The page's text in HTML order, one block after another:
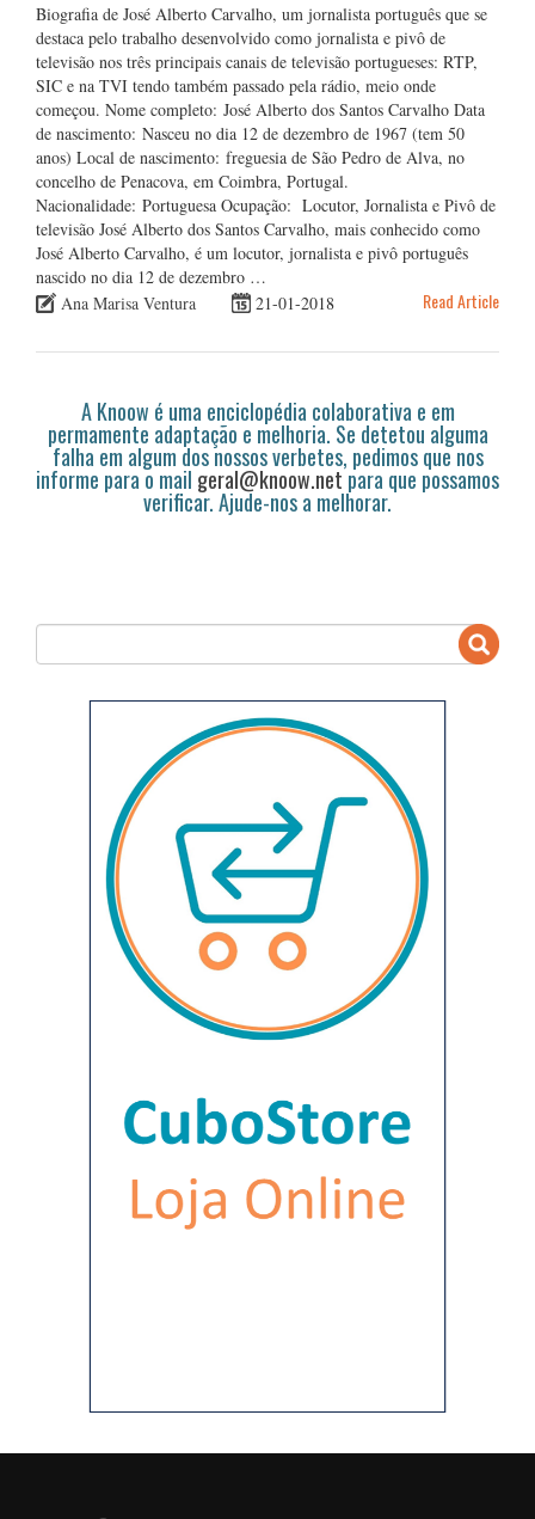
Biografia de José Alberto Carvalho, um jornalista português que se
destaca pelo trabalho desenvolvido como jornalista e pivô de
televisão nos três principais canais de televisão portugueses: RTP,
SIC e na TVI tendo também passado pela rádio, meio onde
começou. Nome completo: José Alberto dos Santos Carvalho Data
de nascimento: Nasceu no dia 12 de dezembro de 1967 (tem 50
anos) Local de nascimento: freguesia de São Pedro de Alva, no
concelho de Penacova, em Coimbra, Portugal.
Nacionalidade: Portuguesa Ocupação: Locutor, Jornalista e Pivô de
televisão José Alberto dos Santos Carvalho, mais conhecido como
José Alberto Carvalho, é um locutor, jornalista e pivô português
nascido no dia 12 de dezembro …
Ana Marisa Ventura
21-01-2018 Read Article
A Knoow é uma enciclopédia colaborativa e em
permamente adaptação e melhoria. Se detetou alguma
falha em algum dos nossos verbetes, pedimos que nos
informe para o mail geral@knoow.netpara que possamos
verificar. Ajude-nos a melhorar.